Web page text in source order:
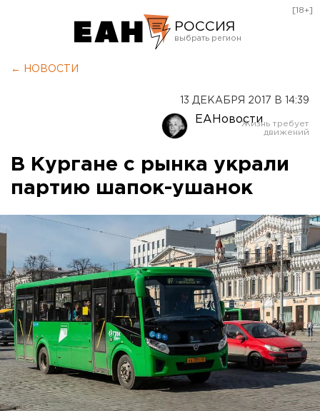
РОССИЯ
Оренбург
[18+]
← НОВОСТИ
13 ДЕКАБРЯ 2017 В 14:39
ЕАНовости
В Кургане с рынка украли
партию шапок-ушанок